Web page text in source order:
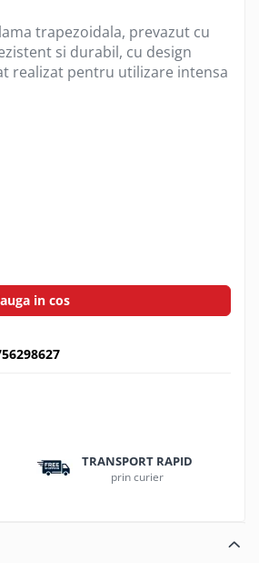
trapezoidala, prevazut cu
si durabil, cu design
realizat pentru utilizare intensa
in cos
TRANSPORT RAPID
prin curier